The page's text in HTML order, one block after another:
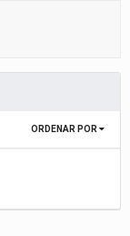
ORDENAR POR